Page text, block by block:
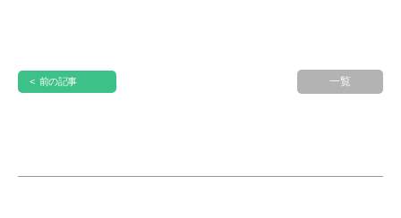
< 前の記事 一覧